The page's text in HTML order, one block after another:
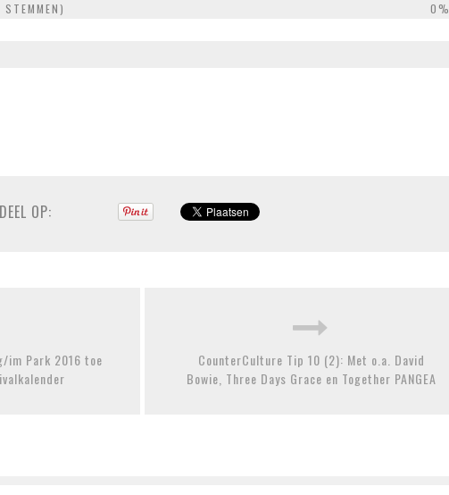
STEMMEN) 0%
DEEL OP:
im Park 2016 toe
CounterCulture Tip 10 (2): Met o.a. David
Bowie, Three Days Grace en Together PANGEA